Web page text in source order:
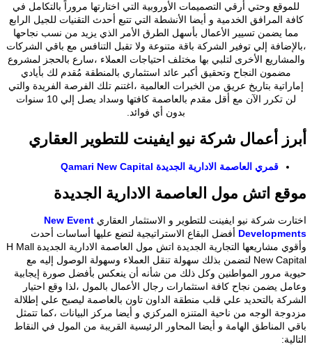
وحتي أرقي التصميمات الأوروبية التي اختارتها مروراً بالتكامل في
المرافق الخدمية و أيضا الأنشطة التي تتبع أحدث التقنيات للجيل الرابع
يضمن تسيير الأعمال بأسهل الطرق الأمر الذي يزيد من نسب نجاحها
إلي توفير الشركة باقة متنوعة ولا تقبل التنافس مع باقي الشركات
الأخرى لتلبي بها مختلف احتياجات العملاء ،سارع بالحجز لمشروع
النجاح وتحقيق أكبر عائد استثماري بالمنطقة مُقدم لك بأيادي
بتاريخ عريق من الخبرات العالمية ،اغتنم تلك الفرصة الفريدة والتي
لن تكرر الآن مع أقل مقدم بالعاصمة كافتها وسداد يصل إلي 10 سنوات
بدون أي فوائد.
أعمال شركة نيو ايفينت للتطوير العقاري
قمري العاصمة الادارية الجديدة Qamari New Capital
اتش مول العاصمة الادارية الجديدة
شركة نيو ايفينت للتطوير و الاستثمار العقاريNew Event
أفضل البقاع الاستراتيجية لتضع عليها أساسات أحدث
وأقوي مشاريعها التجارية الجديدة اتش مول العاصمة الادارية الجديدة H Mall
New Capital لتضمن بذلك سهولة تنقل العملاء وسهولة الوصول إليه مع
مرور المواطنين وكل ذلك من شأنه أن ينعكس بأفضل صورة إيجابية
يضمن نجاح كافة استثمارات رجال الأعمال بالمول ،لذا وقع احتيار
بالتحديد علي قلب منطقة الداون تاون بالعاصمة ليصبح علي إطلالة
الوجه من ناحية المتنزه المركزي و أيضا مركز البيانات ،كما تتمثل
المناطق الهامة و أيضا المحاور الرئيسية القريبة من المول في النقاط